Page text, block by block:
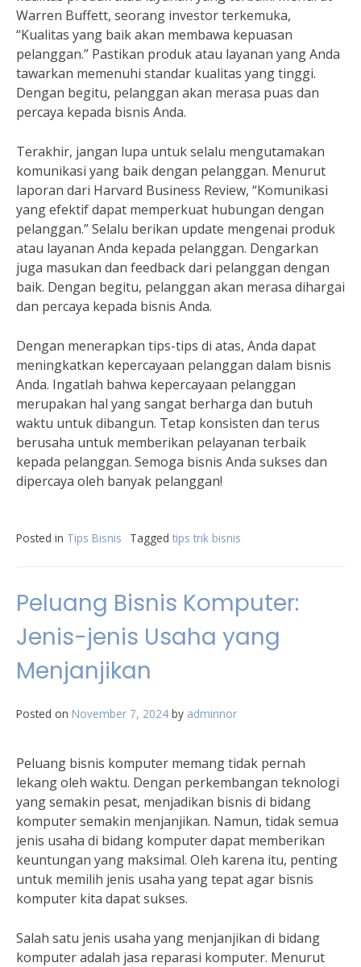
Warren Buffett, seorang investor terkemuka,
“Kualitas yang baik akan membawa kepuasan
pelanggan.” Pastikan produk atau layanan yang Anda
tawarkan memenuhi standar kualitas yang tinggi.
Dengan begitu, pelanggan akan merasa puas dan
percaya kepada bisnis Anda.
Terakhir, jangan lupa untuk selalu mengutamakan
komunikasi yang baik dengan pelanggan. Menurut
laporan dari Harvard Business Review, “Komunikasi
yang efektif dapat memperkuat hubungan dengan
pelanggan.” Selalu berikan update mengenai produk
atau layanan Anda kepada pelanggan. Dengarkan
juga masukan dan feedback dari pelanggan dengan
baik. Dengan begitu, pelanggan akan merasa dihargai
dan percaya kepada bisnis Anda.
Dengan menerapkan tips-tips di atas, Anda dapat
meningkatkan kepercayaan pelanggan dalam bisnis
Anda. Ingatlah bahwa kepercayaan pelanggan
merupakan hal yang sangat berharga dan butuh
waktu untuk dibangun. Tetap konsisten dan terus
berusaha untuk memberikan pelayanan terbaik
kepada pelanggan. Semoga bisnis Anda sukses dan
dipercaya oleh banyak pelanggan!
Posted in Tips Bisnis Tagged tips trik bisnis
Peluang Bisnis Komputer:
Jenis-jenis Usaha yang
Menjanjikan
Posted on November 7, 2024 by adminnor
Peluang bisnis komputer memang tidak pernah
lekang oleh waktu. Dengan perkembangan teknologi
yang semakin pesat, menjadikan bisnis di bidang
komputer semakin menjanjikan. Namun, tidak semua
jenis usaha di bidang komputer dapat memberikan
keuntungan yang maksimal. Oleh karena itu, penting
untuk memilih jenis usaha yang tepat agar bisnis
komputer kita dapat sukses.
Salah satu jenis usaha yang menjanjikan di bidang
komputer adalah jasa reparasi komputer. Menurut